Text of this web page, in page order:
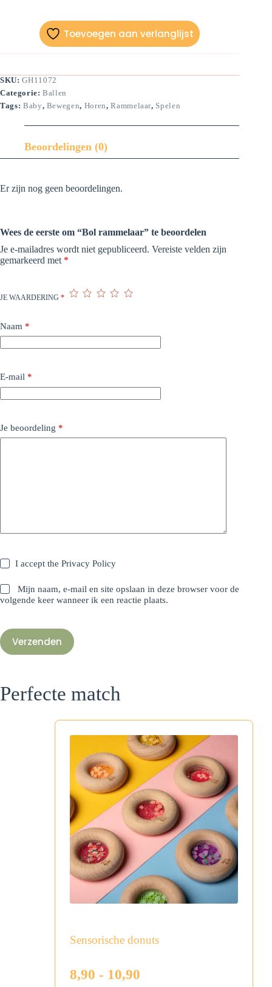
Toevoegen aan verlanglijst
SKU:GH11072
Categorie:Ballen
Tags: Baby, Bewegen, Horen,Rammelaar, Spelen
Beoordelingen (0)
Er zijn nog geen beoordelingen.
Wees de eerste om “Bol rammelaar” te beoordelen
Je e-mailadres wordt niet gepubliceerd. Vereiste velden zijn
gemarkeerd met *
JE WAARDERING *
Naam *
E-mail *
Je beoordeling *
I accept thePrivacy Policy
Mijn naam, e-mail en site opslaan in deze browser voor de
volgende keer wanneer ik een reactie plaats.
Verzenden
Perfecte match
Sensorische donuts
8,90 - 10,90